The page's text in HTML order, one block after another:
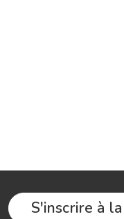
S'inscrire à